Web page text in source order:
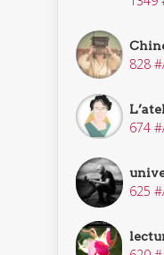
828
674
625